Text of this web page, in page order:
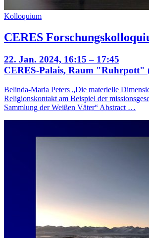
Kolloquium
CERES
22. Jan. 2024, 16:15 – 17:45
CERES-Palais, Raum "Ruhrpott"
Belinda-Maria Peters „Die materielle
Religionskontakt am Beispiel der
Sammlung der Weißen Väter“ Abstract …